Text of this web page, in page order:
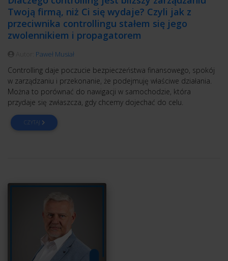
Twoją firmą, niż Ci się wydaje? Czyli jak z
przeciwnika controllingu stałem się jego
zwolennikiem i propagatorem
Paweł Musiał
Controlling daje poczucie bezpieczeństwa finansowego, spokój
w zarządzaniu i przekonanie, że podejmuję właściwe działania.
Można to porównać do nawigacji w samochodzie, która
przydaje się zwłaszcza, gdy chcemy dojechać do celu.
CZYTAJ